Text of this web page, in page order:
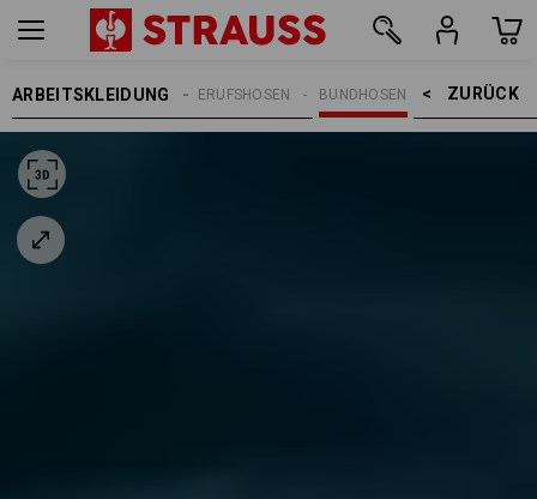
ARBEITSKLEIDUNG ZURÜCK    >
BUNDHOSEN
BERUFSHOSEN
ARBEITSHOSEN